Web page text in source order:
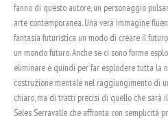
fanno di questo autore, un personaggio
arte contemporanea. Una vera immagine
fantasia futuristica un modo di creare il
un mondo futuro. Anche se ci sono forme
eliminare e quindi per far esplodere tutta la
costruzione mentale nel raggiungimento di
chiaro, ma di tratti precisi di quello che sarà
Seles Serravalle che affronta con semplicità